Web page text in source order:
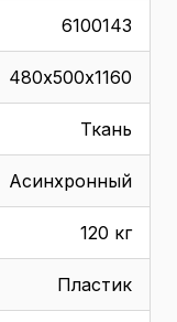
6100143
480х500х1160
Ткань
Асинхронный
120 кг
Пластик